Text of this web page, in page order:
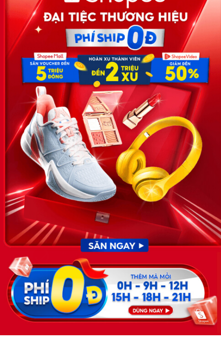
Công ty TNHH Eyeplus Online
Địa chỉ: Số 81, ngõ 68, đường Cầu Giấy, Tổ 05, Phường Quan
Hoa, Quận Cầu Giấy, TP Hà Nội, Việt Nam
SĐT: 0981 448 766
Email:
hotro@timviec.com.vn
VỀ CHÚNG TÔI
News.timviec.com.vn là website cung cấp thông tin liên quan đến
nhân sự, nghề nghiệp do Timviec.com.vn vận hành nhằm giúp
doanh nghiệp, nhân sự tuyển dụng, người đi làm, người tìm việc
cập nhật thông tin và đáp ứng được mong muốn của mình.
KẾT NỐI
Giấy phép hoạt động dịch vụ
việc làm số 54/2019/SLĐTBXH-
GP do Sở lao động thương
binh và xã hội cấp ngày 30
tháng 12 năm 2019.